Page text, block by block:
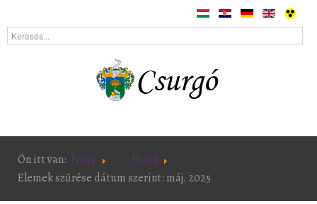
Ön itt van: Főlap
Hírek
Elemek szűrése dátum szerint: máj. 2025